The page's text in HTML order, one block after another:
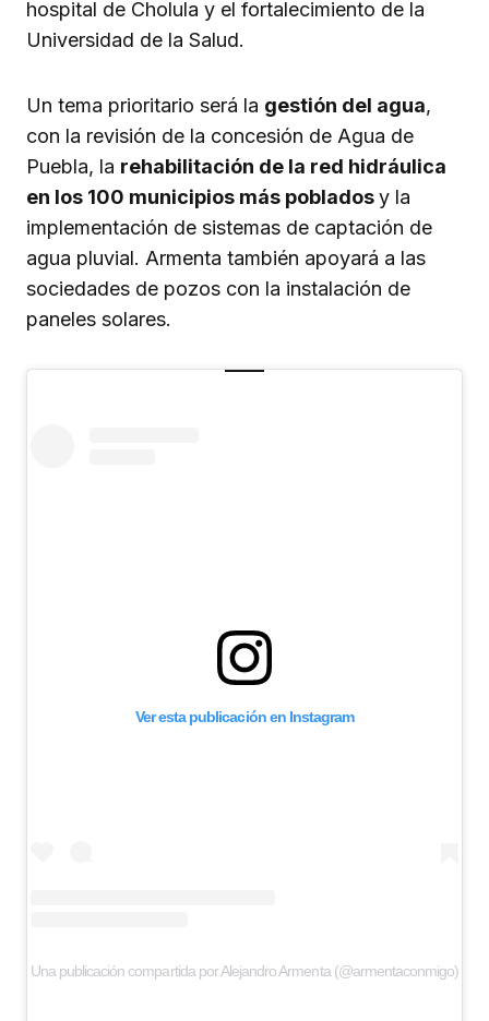
hospital de Cholula y el fortalecimiento de la
Universidad de la Salud.
Un tema prioritario será la gestión del agua,
con la revisión de la concesión de Agua de
Puebla, la rehabilitación de la red hidráulica
en los 100 municipios más pobladosy la
implementación de sistemas de captación de
agua pluvial. Armenta también apoyará a las
sociedades de pozos con la instalación de
paneles solares.
Ver esta publicación en Instagram
Una publicación compartida por Alejandro Armenta (@armentaconmigo)